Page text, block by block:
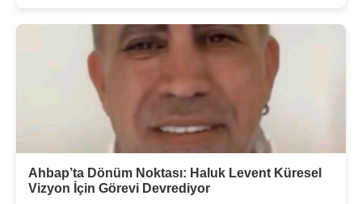
Ahbap’ta Dönüm Noktası: Haluk Levent Küresel
Vizyon İçin Görevi Devrediyor